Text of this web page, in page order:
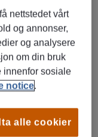
fakturering
nettstedet vårt
og annonser,
og analysere
om din bruk
innenfor sosiale
notice.
alle cookier